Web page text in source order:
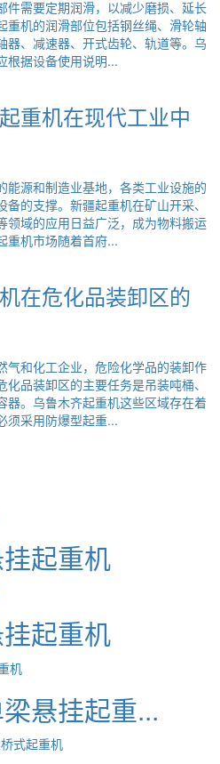
件需要定期润滑，以减少磨损、延长
重机的润滑部位包括钢丝绳、滑轮轴
器、减速器、开式齿轮、轨道等。乌
根据设备使用说明...
重机在现代工业中
能源和制造业基地，各类工业设施的
的支撑。新疆起重机在矿山开采、
领域的应用日益广泛，成为物料搬运
重机市场随着首府...
在危化品装卸区的
气和化工企业，危险化学品的装卸作
品装卸区的主要任务是吊装吨桶、
器。乌鲁木齐起重机这些区域存在着
须采用防爆型起重...
起重机
起重机
悬挂起重...